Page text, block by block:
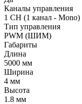
Каналы управления
1 CH (1 канал - Mono)
Тип управления
PWM (ШИМ)
Габариты
Длина
5000 мм
Ширина
4 мм
Высота
1.8 мм